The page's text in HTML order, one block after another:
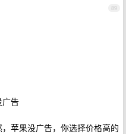
89
广告
苹果没广告，你选择价格高的